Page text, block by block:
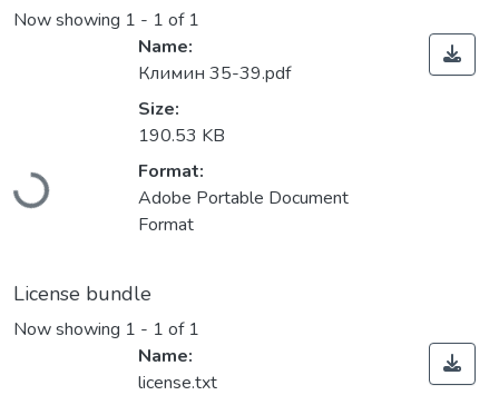
Now showing 1 - 1 of 1
Loading...
Name:
Климин 35-39.pdf
Size:
190.53 KB
Format:
Adobe Portable Document
Format
License bundle
Now showing 1 - 1 of 1
Name:
license.txt